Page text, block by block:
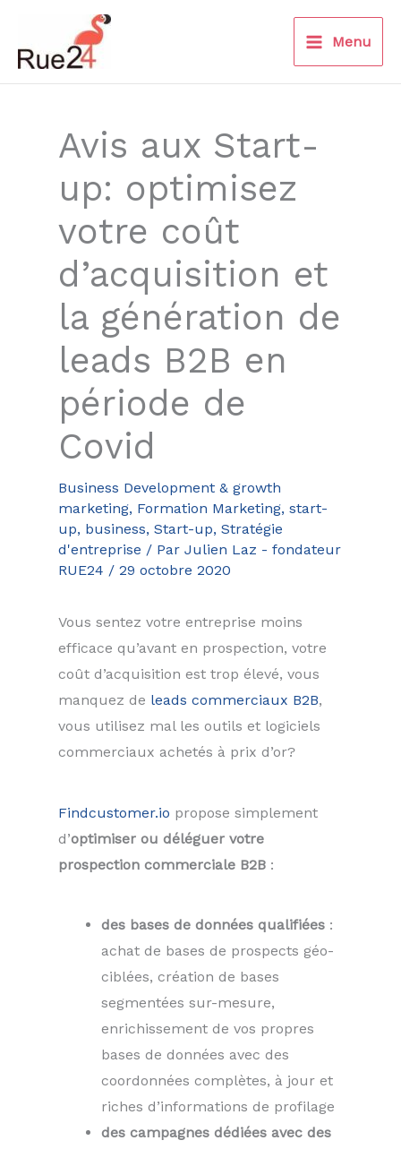
contenu
Menu
Avis aux Start-
up: optimisez
votre coût
d’acquisition et
la génération de
leads B2B en
période de
Covid
Business Development & growth
marketing, Formation Marketing, start-
up, business, Start-up, Stratégie
d'entreprise / Par Julien Laz - fondateur
RUE24 / 29 octobre 2020
Vous sentez votre entreprise moins
efficace qu’avant en prospection, votre
coût d’acquisition est trop élevé, vous
manquez de leads commerciaux B2B,
vous utilisez mal les outils et logiciels
commerciaux achetés à prix d’or?
Findcustomer.io propose simplement
d’optimiser ou déléguer votre
prospection commerciale B2B :
des bases de données qualifiées :
achat de bases de prospects géo-
ciblées, création de bases
segmentées sur-mesure,
enrichissement de vos propres
bases de données avec des
coordonnées complètes, à jour et
riches d’informations de profilage
des campagnes dédiées avec des